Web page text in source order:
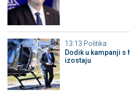
13:13 Politika
Dodik u kampanji s
izostaju